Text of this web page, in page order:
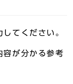
てください。
容が分かる参考